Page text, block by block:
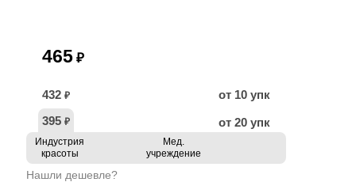
465 ₽
432 ₽
от 10 упк
395 ₽ от 20 упк
Индустрия
красоты
Мед.
учреждение
Нашли дешевле?